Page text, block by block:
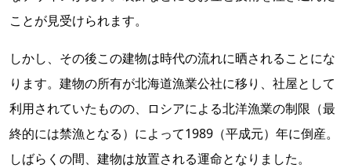
ことが見受けられます。
しかし、その後この建物は時代の流れに晒されることにな
ります。建物の所有が北海道漁業公社に移り、社屋として
利用されていたものの、ロシアによる北洋漁業の制限（最
終的には禁漁となる）によって1989（平成元）年に倒産。
しばらくの間、建物は放置される運命となりました。